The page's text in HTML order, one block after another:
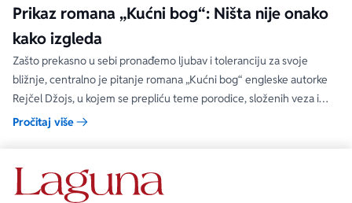
Prikaz romana „Kućni bog“: Ništa nije onako
kako izgleda
Zašto prekasno u sebi pronađemo ljubav i toleranciju za svoje
bližnje, centralno je pitanje romana „Kućni bog“ engleske autorke
Rejčel Džojs, u kojem se prepliću teme porodice, složenih veza i
umetnosti.
Pročitaj više